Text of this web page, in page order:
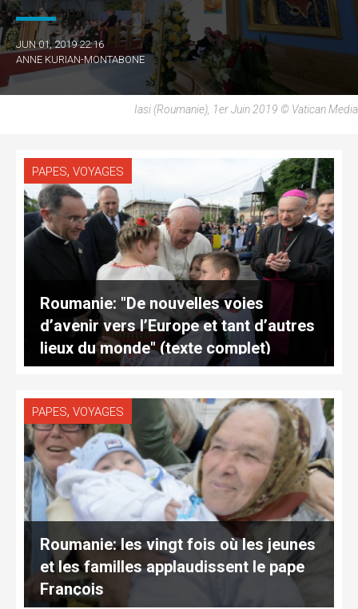
JUN 01, 2019 22:16
ANNE KURIAN-MONTABONE
Iasi (Roumanie), 1er Juin 2019 © Vatican Media
PAPES, VOYAGES
Roumanie: "De nouvelles voies
d’avenir vers l’Europe et tant d’autres
lieux du monde" (texte complet)
PAPES, VOYAGES
Roumanie: les vingt fois où les jeunes
et les familles applaudissent le pape
François